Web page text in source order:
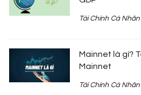
Tài Chính Cá Nhân
Mainnet là gì?
Mainnet
Tài Chính Cá Nhân